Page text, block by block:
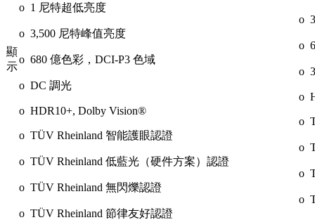
顯
示
o 1 尼特超低亮度
o 3,500 尼特峰值亮度
o 680 億色彩，DCI-P3 色域
o DC 調光
o HDR10+, Dolby Vision®
o TÜV Rheinland 智能護眼認證
o TÜV Rheinland 低藍光（硬件方案）認證
o TÜV Rheinland 無閃爍認證
o TÜV Rheinland 節律友好認證
o
o
o
o
o
o
o
o